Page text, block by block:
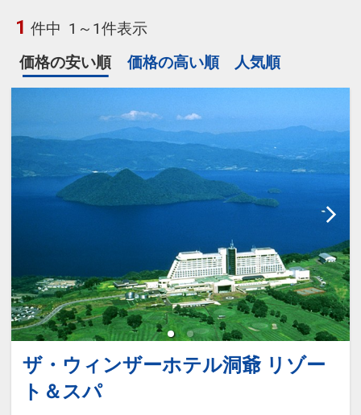
1 件中 1～1件表示
価格の安い順
価格の高い順 人気順
ザ・ウィンザーホテル洞爺 リゾー
ト＆スパ